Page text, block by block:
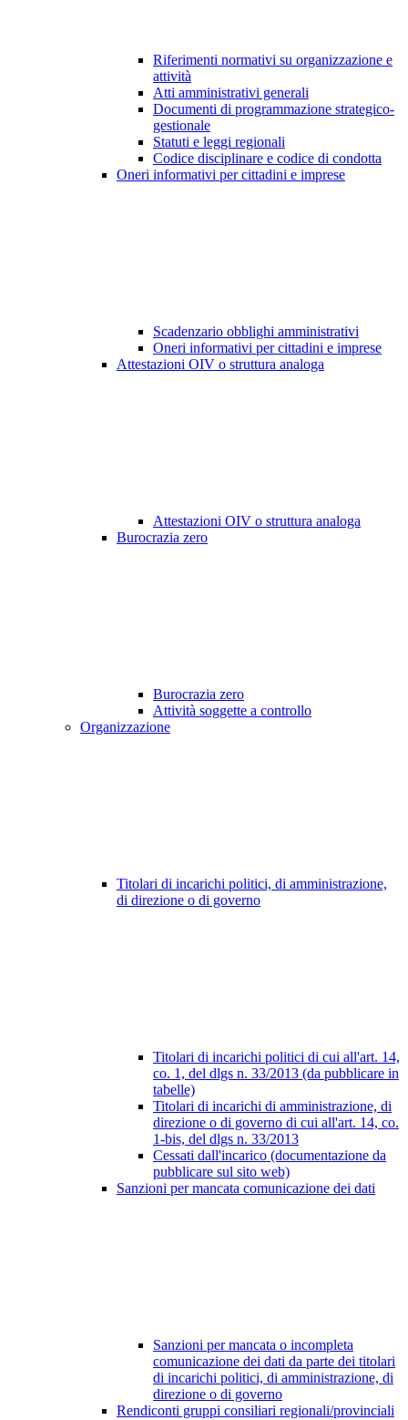
Riferimenti normativi su organizzazione e
attività
Atti amministrativi generali
Documenti di programmazione strategico-
gestionale
Statuti e leggi regionali
Codice disciplinare e codice di condotta
Oneri informativi per cittadini e imprese
Scadenzario obblighi amministrativi
Oneri informativi per cittadini e imprese
Attestazioni OIV o struttura analoga
Attestazioni OIV o struttura analoga
Burocrazia zero
Burocrazia zero
Attività soggette a controllo
Organizzazione
Titolari di incarichi politici, di amministrazione,
di direzione o di governo
Titolari di incarichi politici di cui all'art. 14,
co. 1, del dlgs n. 33/2013 (da pubblicare in
tabelle)
Titolari di incarichi di amministrazione, di
direzione o di governo di cui all'art. 14, co.
1-bis, del dlgs n. 33/2013
Cessati dall'incarico (documentazione da
pubblicare sul sito web)
Sanzioni per mancata comunicazione dei dati
Sanzioni per mancata o incompleta
comunicazione dei dati da parte dei titolari
di incarichi politici, di amministrazione, di
direzione o di governo
Rendiconti gruppi consiliari regionali/provinciali